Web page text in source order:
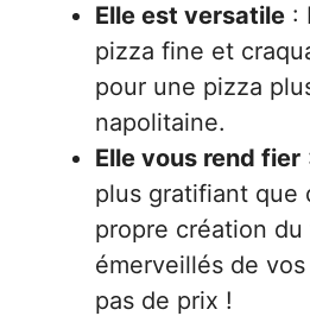
Elle est versatile :
pizza fine et
pour une pizza
napolitaine.
Elle vous rend fier
plus gratifiant que
propre création
émerveillés de
pas de prix !